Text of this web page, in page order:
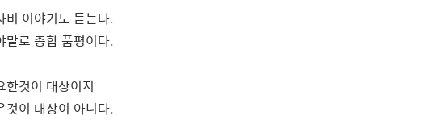
비 이야기도 듣는다.
말로 종합 품평이다.
한것이 대상이지
것이 대상이 아니다.